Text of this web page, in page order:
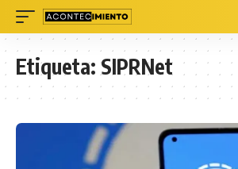
Etiqueta:SIPRNet